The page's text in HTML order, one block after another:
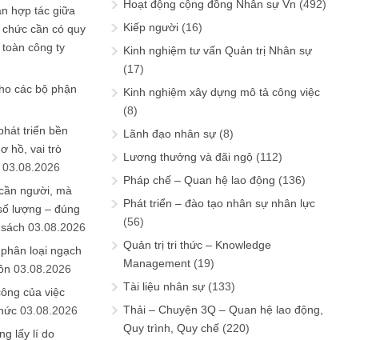
hợp tác giữa
cần có quy
công ty
các bộ phận
triển bền
hồ, vai trò
03.08.2026
người, mà
lượng – đúng
03.08.2026
loại ngạch
03.08.2026
của việc
03.08.2026
lấy lí do
Hoạt động cộng đồng Nhân sự Vn (492)
Kiếp người (16)
Kinh nghiệm tư vấn Quản trị Nhân sự
(17)
Kinh nghiệm xây dựng mô tả công việc
(8)
Lãnh đạo nhân sự (8)
Lương thưởng và đãi ngộ (112)
Pháp chế – Quan hệ lao động (136)
Phát triển – đào tạo nhân sự nhân lực
(56)
Quản trị tri thức – Knowledge
Management (19)
Tài liệu nhân sự (133)
Thải – Chuyện 3Q – Quan hệ lao động,
Quy trình, Quy chế (220)